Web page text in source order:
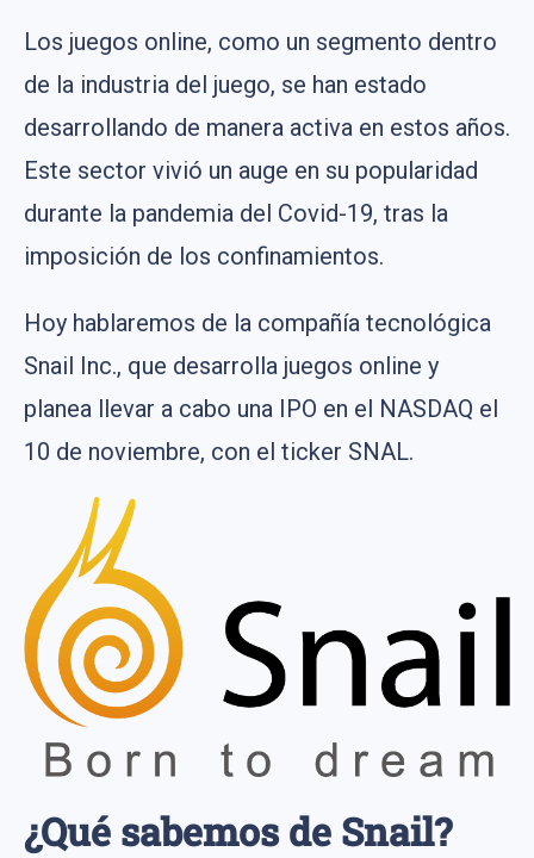
Los juegos online, como un segmento dentro
de la industria del juego, se han estado
desarrollando de manera activa en estos años.
Este sector vivió un auge en su popularidad
durante la pandemia del Covid-19, tras la
imposición de los confinamientos.
Hoy hablaremos de la compañía tecnológica
Snail Inc., que desarrolla juegos online y
planea llevar a cabo una IPO en el NASDAQ el
10 de noviembre, con el ticker SNAL.
¿Qué sabemos de Snail?